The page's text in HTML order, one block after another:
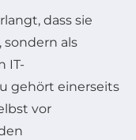
dass sie
als
IT-
gehört einerseits
vor